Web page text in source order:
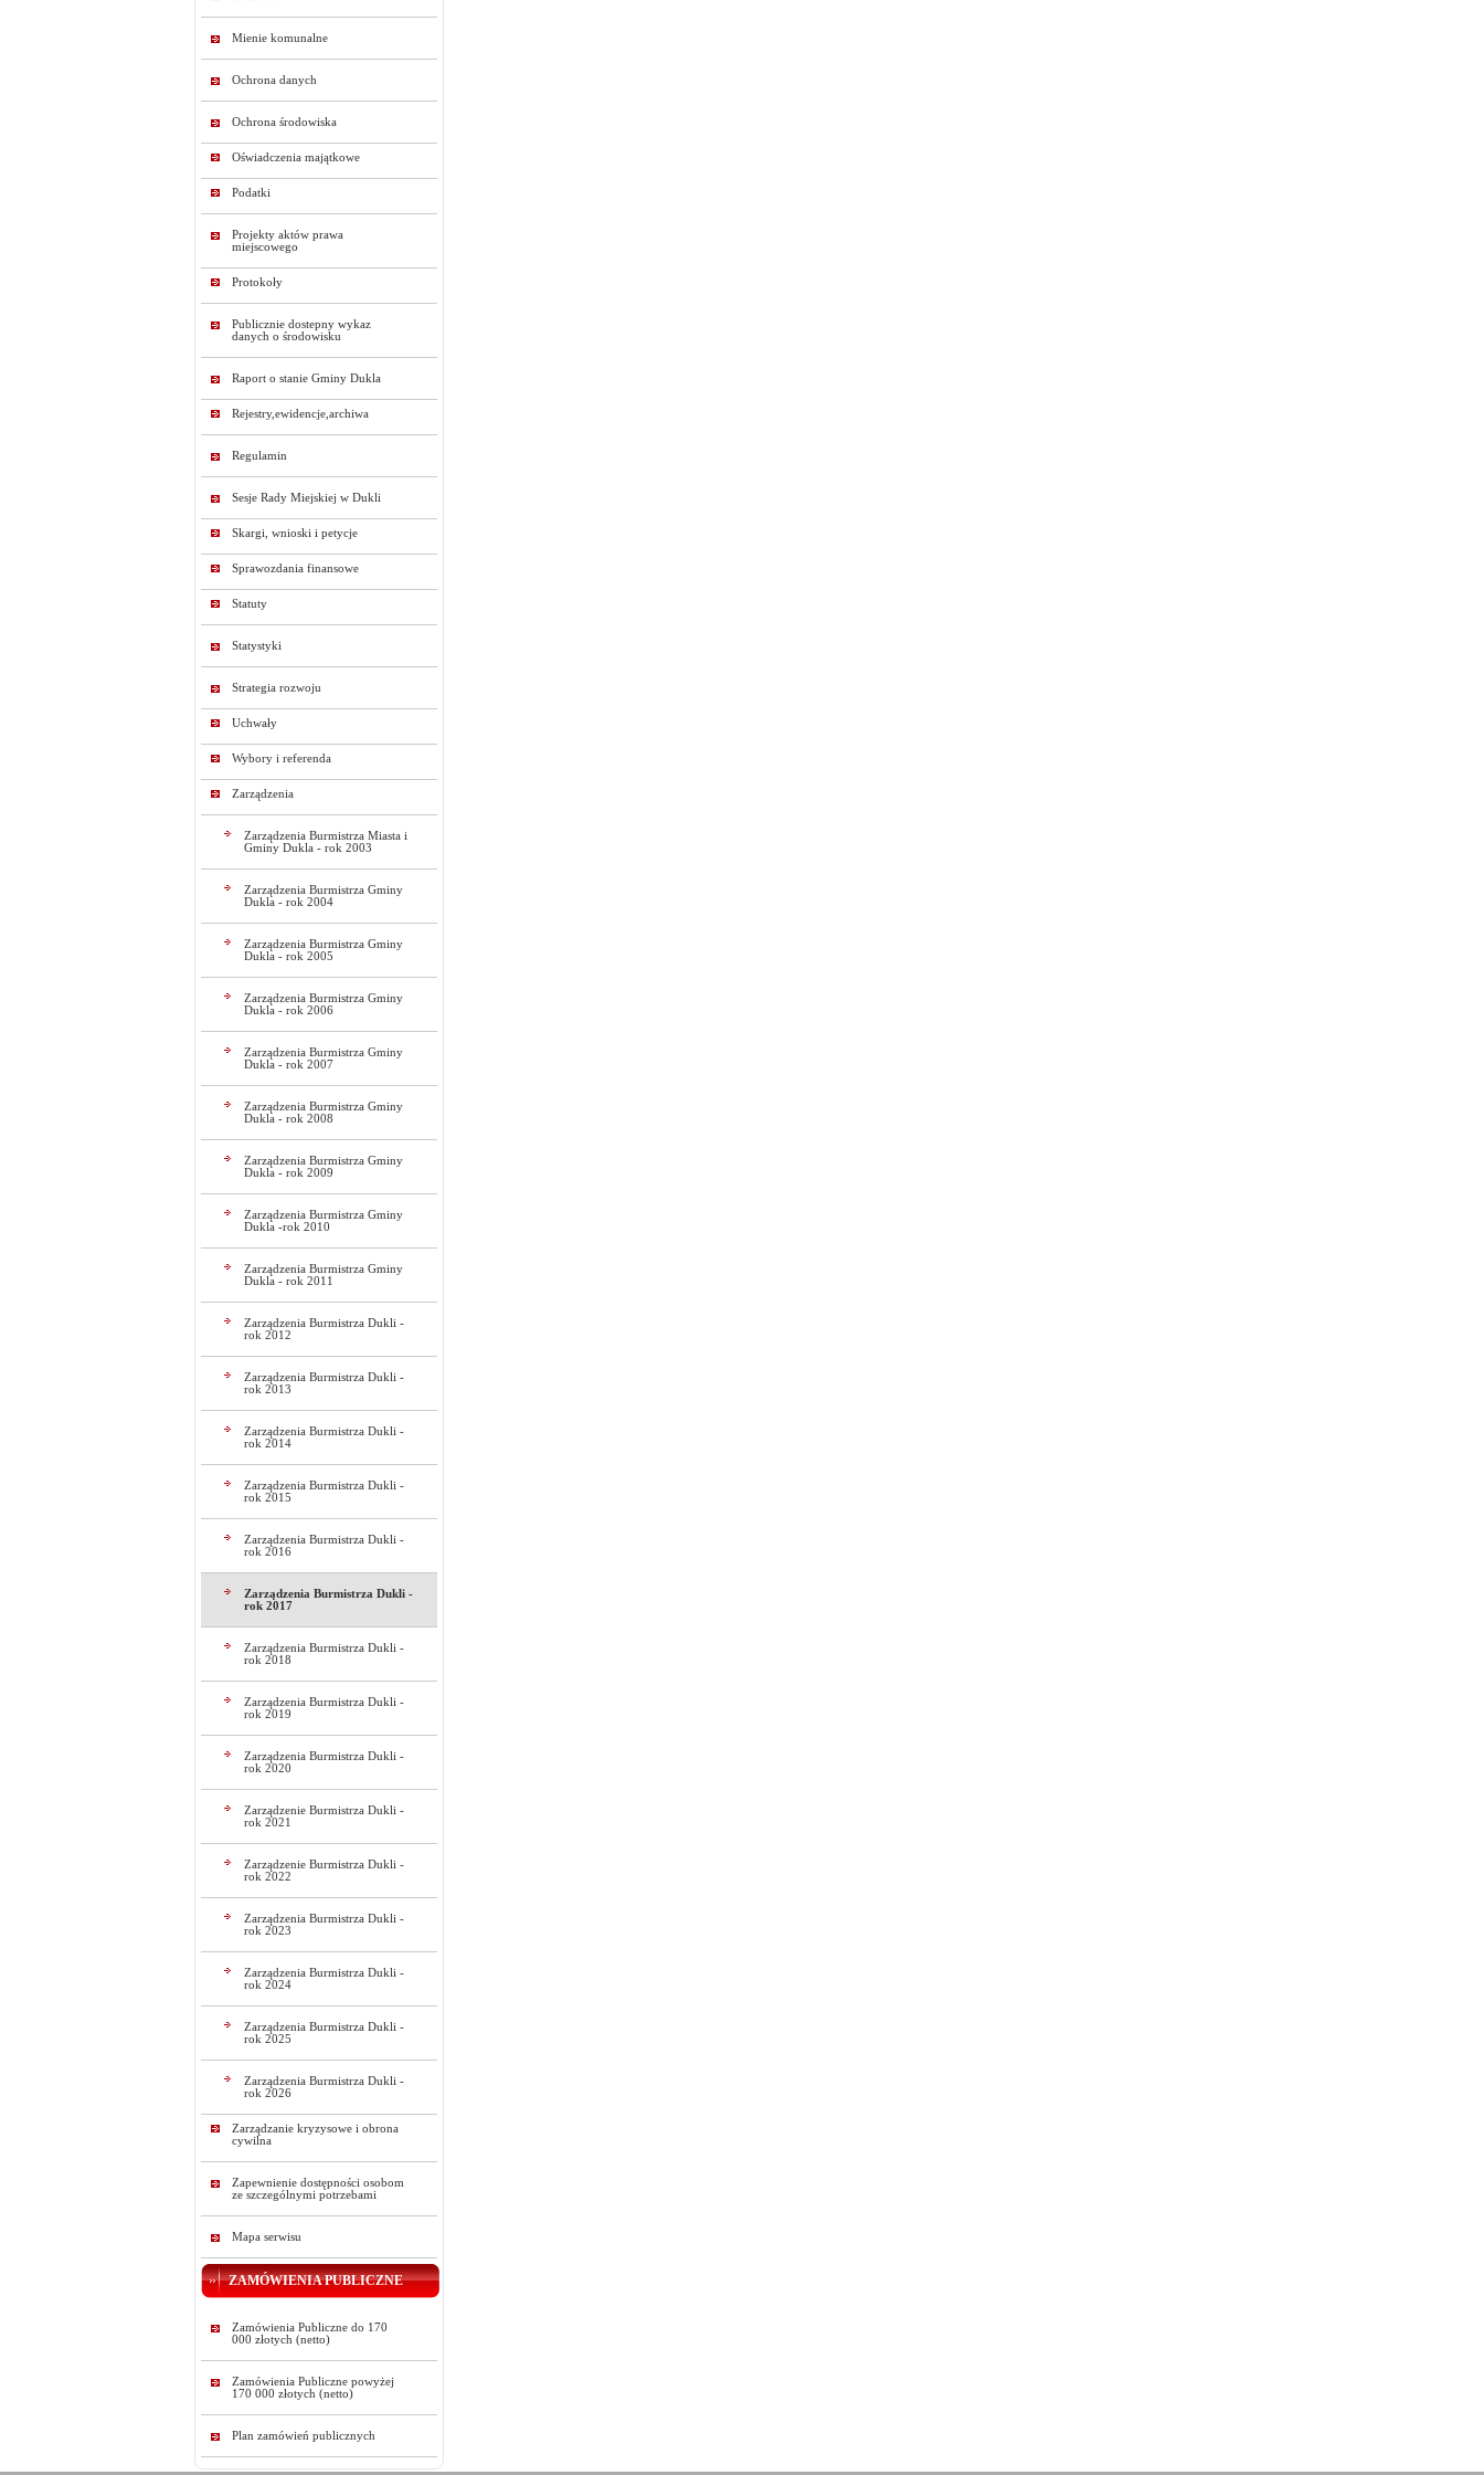
Mienie komunalne
Ochrona danych
Ochrona środowiska
Oświadczenia majątkowe
Podatki
Projekty aktów prawa
miejscowego
Protokoły
Publicznie dostepny wykaz
danych o środowisku
Raport o stanie Gminy Dukla
Rejestry,ewidencje,archiwa
Regulamin
Sesje Rady Miejskiej w Dukli
Skargi, wnioski i petycje
Sprawozdania finansowe
Statuty
Statystyki
Strategia rozwoju
Uchwały
Wybory i referenda
Zarządzenia
Zarządzenia Burmistrza Miasta i
Gminy Dukla - rok 2003
Zarządzenia Burmistrza Gminy
Dukla - rok 2004
Zarządzenia Burmistrza Gminy
Dukla - rok 2005
Zarządzenia Burmistrza Gminy
Dukla - rok 2006
Zarządzenia Burmistrza Gminy
Dukla - rok 2007
Zarządzenia Burmistrza Gminy
Dukla - rok 2008
Zarządzenia Burmistrza Gminy
Dukla - rok 2009
Zarządzenia Burmistrza Gminy
Dukla -rok 2010
Zarządzenia Burmistrza Gminy
Dukla - rok 2011
Zarządzenia Burmistrza Dukli -
rok 2012
Zarządzenia Burmistrza Dukli -
rok 2013
Zarządzenia Burmistrza Dukli -
rok 2014
Zarządzenia Burmistrza Dukli -
rok 2015
Zarządzenia Burmistrza Dukli -
rok 2016
Zarządzenia Burmistrza Dukli -
rok 2017
Zarządzenia Burmistrza Dukli -
rok 2018
Zarządzenia Burmistrza Dukli -
rok 2019
Zarządzenia Burmistrza Dukli -
rok 2020
Zarządzenie Burmistrza Dukli -
rok 2021
Zarządzenie Burmistrza Dukli -
rok 2022
Zarządzenia Burmistrza Dukli -
rok 2023
Zarządzenia Burmistrza Dukli -
rok 2024
Zarządzenia Burmistrza Dukli -
rok 2025
Zarządzenia Burmistrza Dukli -
rok 2026
Zarządzanie kryzysowe i obrona
cywilna
Zapewnienie dostępności osobom
ze szczególnymi potrzebami
Mapa serwisu
ZAMÓWIENIA PUBLICZNE
Zamówienia Publiczne do 170
000 złotych (netto)
Zamówienia Publiczne powyżej
170 000 złotych (netto)
Plan zamówień publicznych